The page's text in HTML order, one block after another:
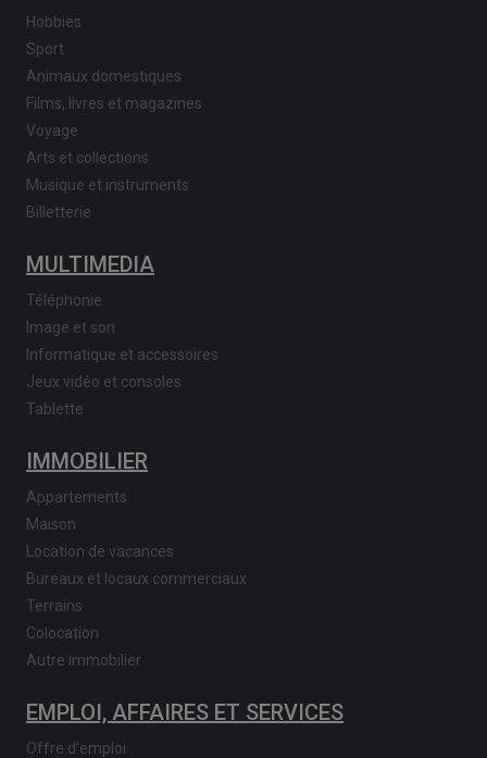
Hobbies
Sport
Animaux domestiques
Films, livres et magazines
Voyage
Arts et collections
Musique et instruments
Billetterie
MULTIMEDIA
Téléphonie
Image et son
Informatique et accessoires
Jeux vidéo et consoles
Tablette
IMMOBILIER
Appartements
Maison
Location de vacances
Bureaux et locaux commerciaux
Terrains
Colocation
Autre immobilier
EMPLOI, AFFAIRES ET SERVICES
Offre d'emploi